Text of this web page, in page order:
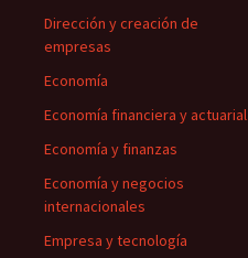
Dirección y creación de
empresas
Economía
Economía financiera y actuarial
Economía y finanzas
Economía y negocios
internacionales
Empresa y tecnología